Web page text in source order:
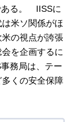
ある。 IISSに
米ソ関係がほ
の視点が誇張
を企画するに
務局は、テー
くの安全保障